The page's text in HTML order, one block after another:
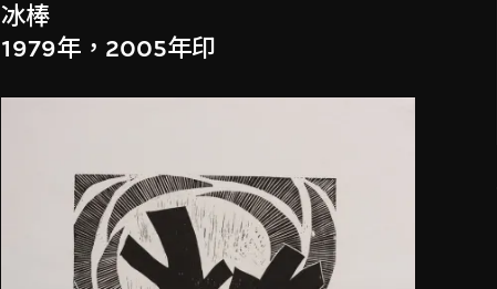
冰棒
1979年，2005年印